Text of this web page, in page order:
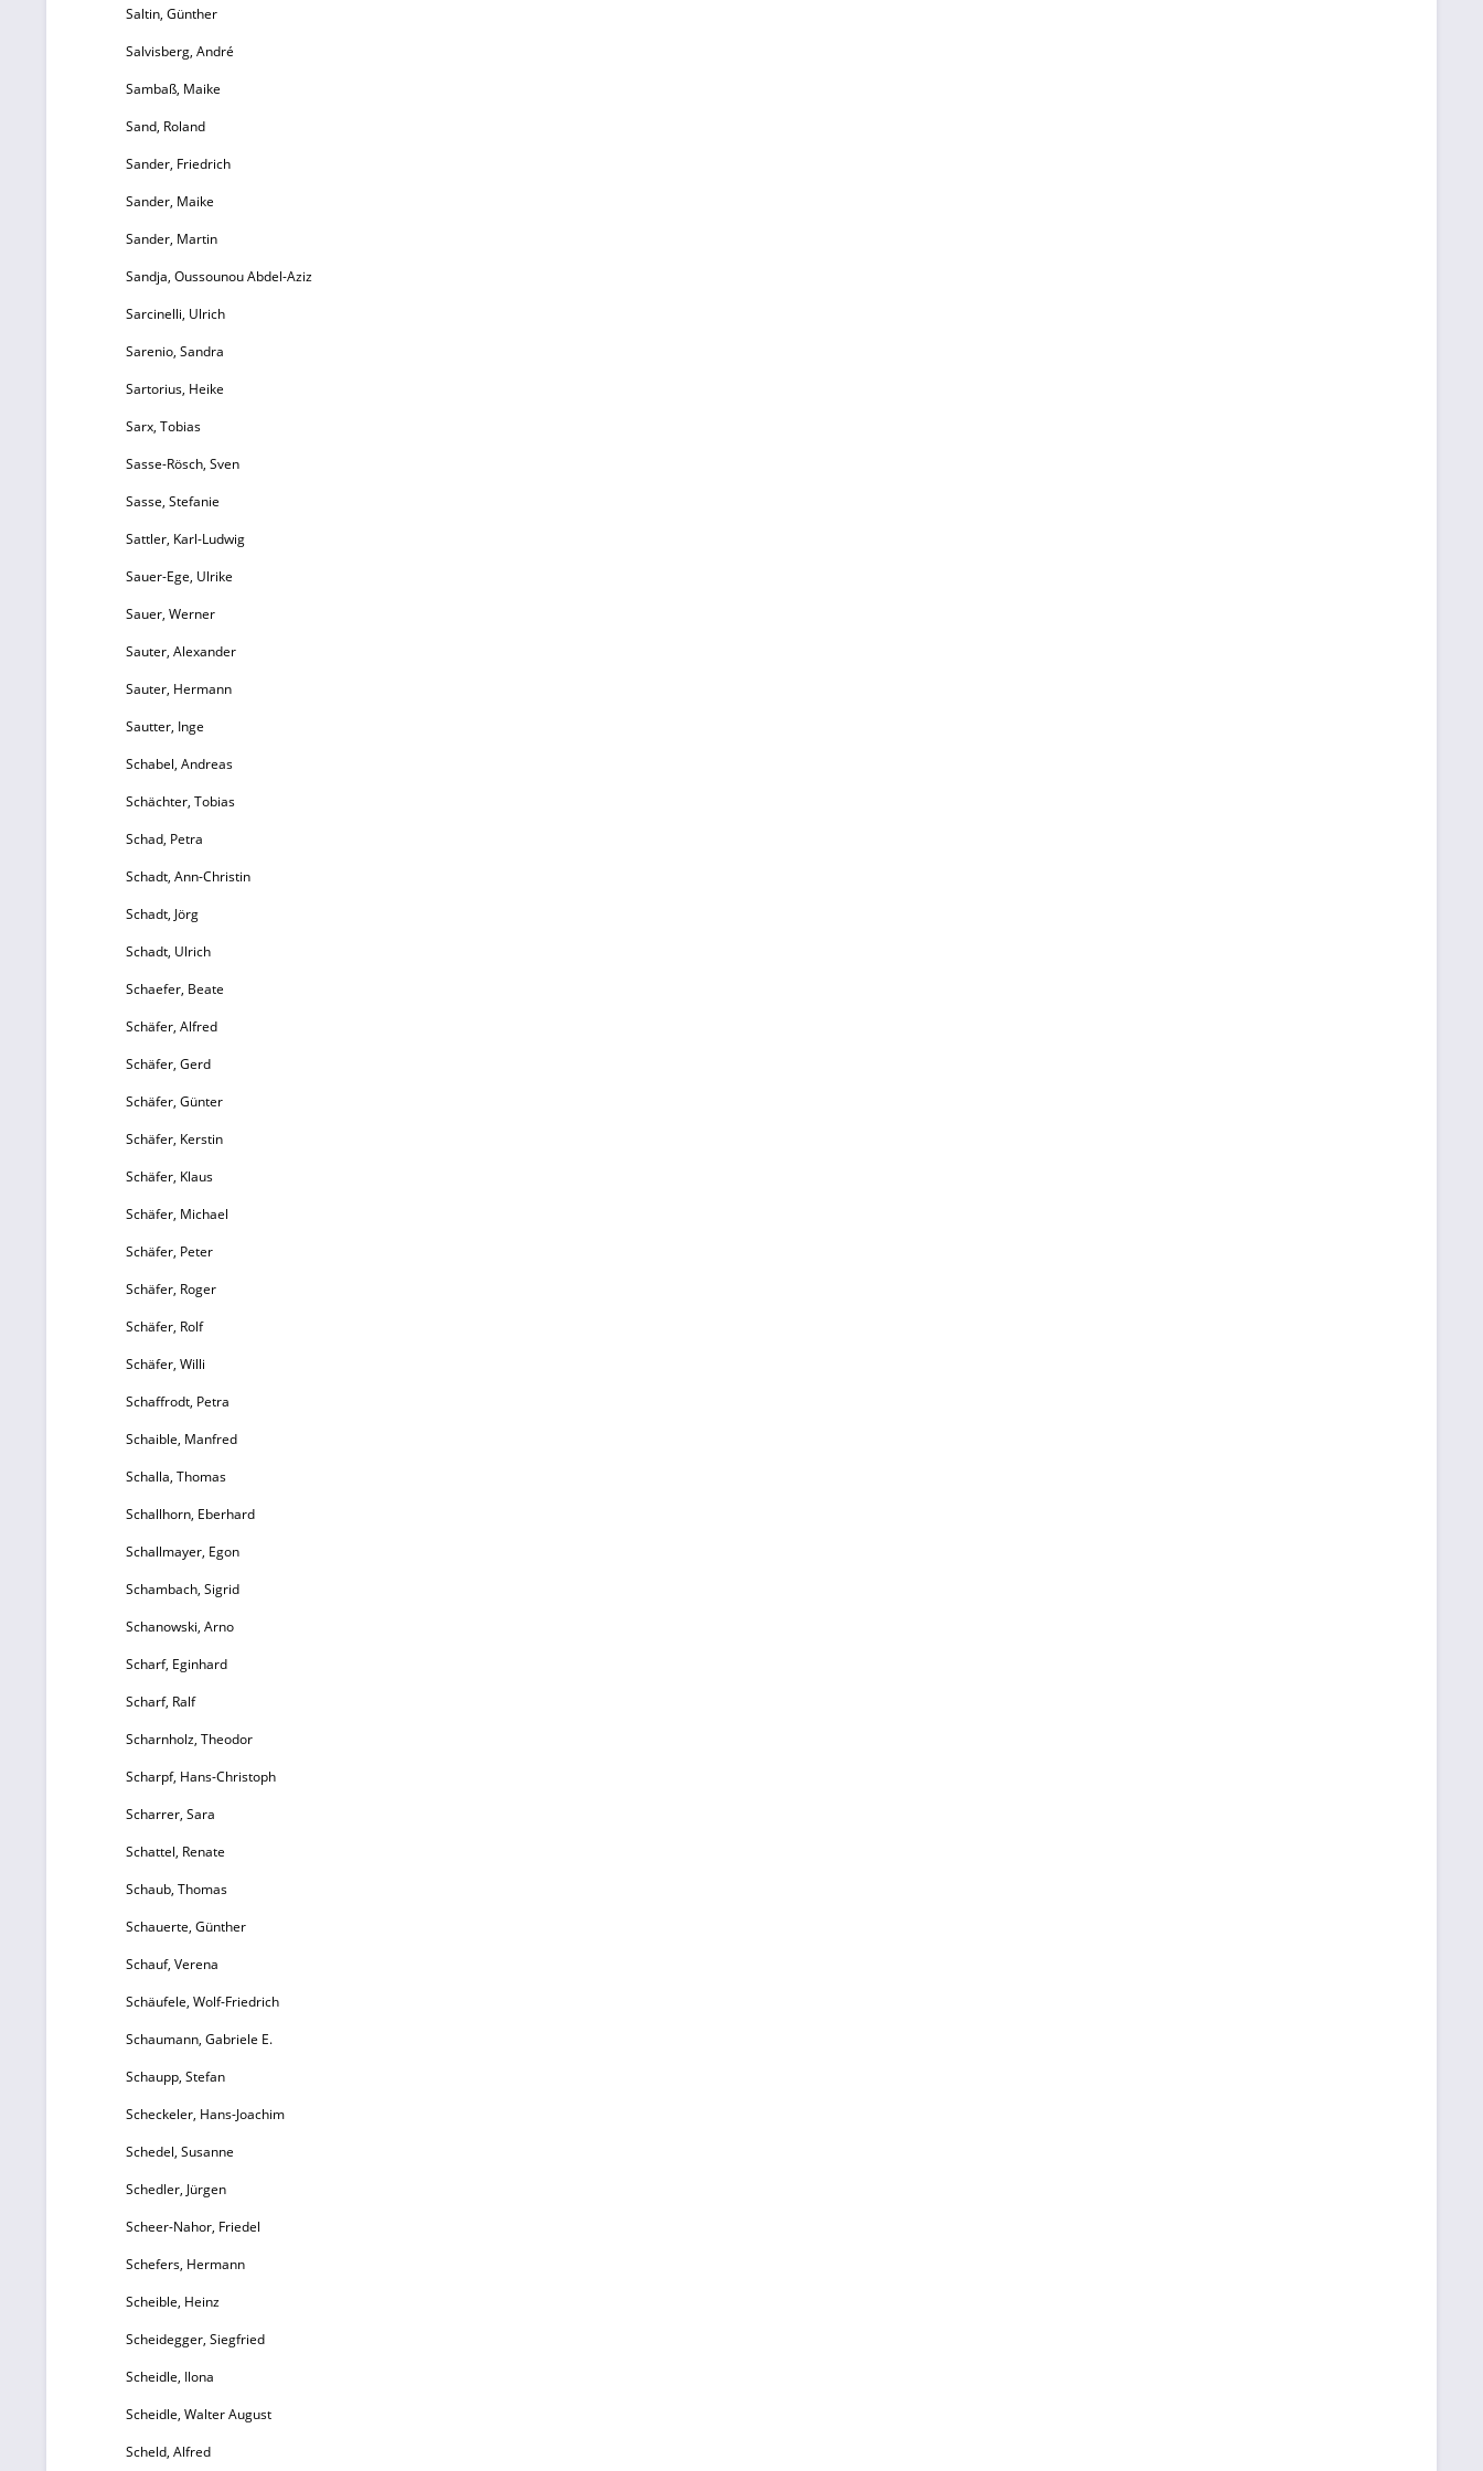
Saltin, Günther
Salvisberg, André
Sambaß, Maike
Sand, Roland
Sander, Friedrich
Sander, Maike
Sander, Martin
Sandja, Oussounou Abdel-Aziz
Sarcinelli, Ulrich
Sarenio, Sandra
Sartorius, Heike
Sarx, Tobias
Sasse-Rösch, Sven
Sasse, Stefanie
Sattler, Karl-Ludwig
Sauer-Ege, Ulrike
Sauer, Werner
Sauter, Alexander
Sauter, Hermann
Sautter, Inge
Schabel, Andreas
Schächter, Tobias
Schad, Petra
Schadt, Ann-Christin
Schadt, Jörg
Schadt, Ulrich
Schaefer, Beate
Schäfer, Alfred
Schäfer, Gerd
Schäfer, Günter
Schäfer, Kerstin
Schäfer, Klaus
Schäfer, Michael
Schäfer, Peter
Schäfer, Roger
Schäfer, Rolf
Schäfer, Willi
Schaffrodt, Petra
Schaible, Manfred
Schalla, Thomas
Schallhorn, Eberhard
Schallmayer, Egon
Schambach, Sigrid
Schanowski, Arno
Scharf, Eginhard
Scharf, Ralf
Scharnholz, Theodor
Scharpf, Hans-Christoph
Scharrer, Sara
Schattel, Renate
Schaub, Thomas
Schauerte, Günther
Schauf, Verena
Schäufele, Wolf-Friedrich
Schaumann, Gabriele E.
Schaupp, Stefan
Scheckeler, Hans-Joachim
Schedel, Susanne
Schedler, Jürgen
Scheer-Nahor, Friedel
Schefers, Hermann
Scheible, Heinz
Scheidegger, Siegfried
Scheidle, Ilona
Scheidle, Walter August
Scheld, Alfred